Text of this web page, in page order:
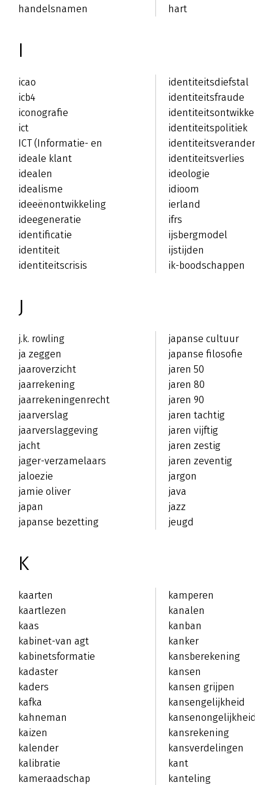
handelsnamen
hart
I
icao
icb4
iconografie
ict
ICT (Informatie- en
CommunicatieTechnologie)
ideale klant
idealen
idealisme
ideeënontwikkeling
ideegeneratie
identificatie
identiteit
identiteitscrisis
identiteitsdiefstal
identiteitsfraude
identiteitsontwikkeling
identiteitspolitiek
identiteitsverandering
identiteitsverlies
ideologie
idioom
ierland
ifrs
ijsbergmodel
ijstijden
ik-boodschappen
J
j.k. rowling
ja zeggen
jaaroverzicht
jaarrekening
jaarrekeningenrecht
jaarverslag
jaarverslaggeving
jacht
jager-verzamelaars
jaloezie
jamie oliver
japan
japanse bezetting
japanse cultuur
japanse filosofie
jaren 50
jaren 80
jaren 90
jaren tachtig
jaren vijftig
jaren zestig
jaren zeventig
jargon
java
jazz
jeugd
K
kaarten
kaartlezen
kaas
kabinet-van agt
kabinetsformatie
kadaster
kaders
kafka
kahneman
kaizen
kalender
kalibratie
kameraadschap
kamperen
kanalen
kanban
kanker
kansberekening
kansen
kansen grijpen
kansengelijkheid
kansenongelijkheid
kansrekening
kansverdelingen
kant
kanteling